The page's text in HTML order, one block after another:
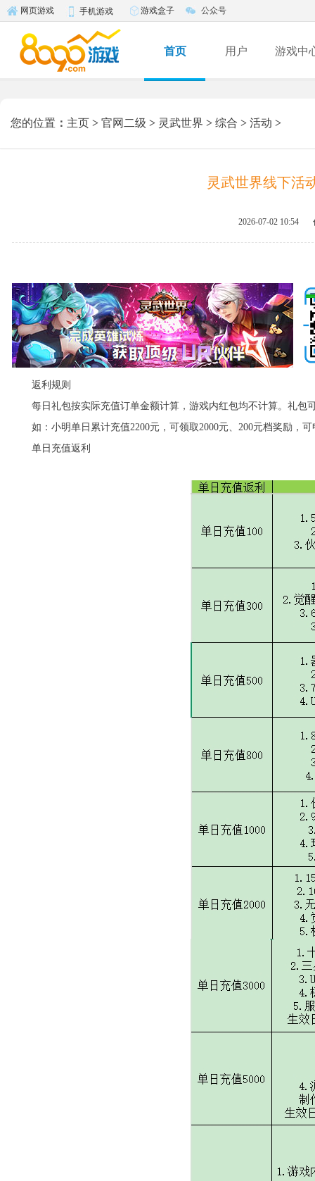
网页游戏 手机游戏 游戏盒子 公众号
首页 用户 游戏中
您的位置 ： 主页 > 官网二级 > 灵武世界 > 综合 > 活动 >
灵武世界线下活
2026-07-02 10:54
返利规则
每日礼包按实际充值订单金额计算，游戏内红包均不计算。礼包
如：小明单日累计充值2200元，可领取2000元、200元档奖励，可
单日充值返利